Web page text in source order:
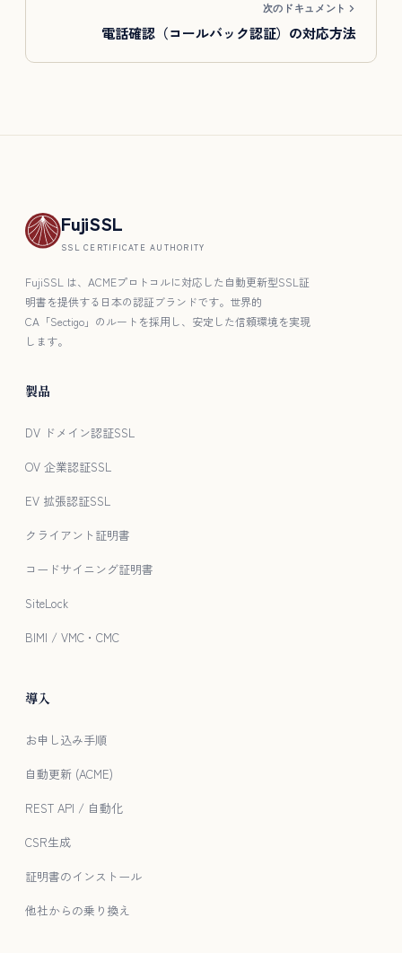
次のドキュメント
電話確認（コールバック認証）の対応方法
FujiSSL
SSL CERTIFICATE AUTHORITY
FujiSSL は、ACMEプロトコルに対応した自動更新型SSL証
明書を提供する日本の認証ブランドです。世界的
CA「Sectigo」のルートを採用し、安定した信頼環境を実現
します。
製品
DV ドメイン認証SSL
OV 企業認証SSL
EV 拡張認証SSL
クライアント証明書
コードサイニング証明書
SiteLock
BIMI / VMC・CMC
導入
お申し込み手順
自動更新 (ACME)
REST API / 自動化
CSR生成
証明書のインストール
他社からの乗り換え